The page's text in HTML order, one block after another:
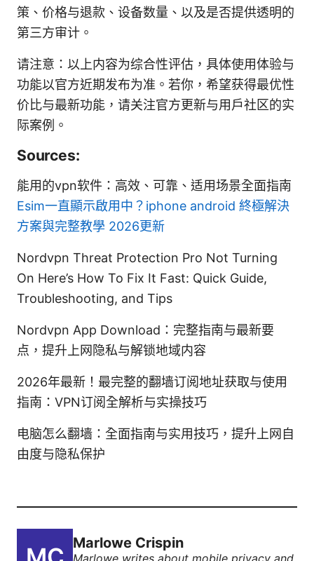
策、价格与退款、设备数量、以及是否提供透明的
第三方审计。
请注意：以上内容为综合性评估，具体使用体验与
功能以官方近期发布为准。若你，希望获得最优性
价比与最新功能，请关注官方更新与用户社区的实
际案例。
Sources:
能用的vpn软件：高效、可靠、适用场景全面指南
Esim一直顯示啟用中？iphone android 終極解決
方案與完整教學 2026更新
Nordvpn Threat Protection Pro Not Turning
On Here’s How To Fix It Fast: Quick Guide,
Troubleshooting, and Tips
Nordvpn App Download：完整指南与最新要
点，提升上网隐私与解锁地域内容
2026年最新！最完整的翻墙订阅地址获取与使用
指南：VPN订阅全解析与实操技巧
电脑怎么翻墙：全面指南与实用技巧，提升上网自
由度与隐私保护
Marlowe Crispin
Marlowe writes about mobile privacy and